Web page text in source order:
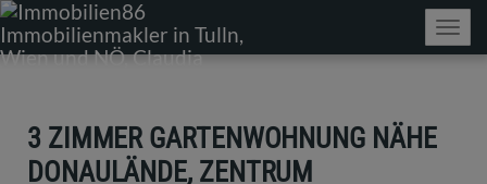
3 ZIMMER GARTENWOHNUNG NÄHE
DONAULÄNDE, ZENTRUM